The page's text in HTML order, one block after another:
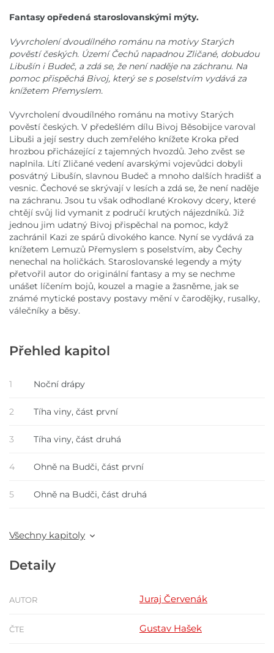
Fantasy opředená staroslovanskými mýty.
Vyvrcholení dvoudílného románu na motivy Starých
pověstí českých. Území Čechů napadnou Zličané, dobudou
Libušín i Budeč, a zdá se, že není naděje na záchranu. Na
pomoc přispěchá Bivoj, který se s poselstvím vydává za
knížetem Přemyslem.
Vyvrcholení dvoudílného románu na motivy Starých
pověstí českých. V předešlém dílu Bivoj Běsobijce varoval
Libuši a její sestry duch zemřelého knížete Kroka před
hrozbou přicházející z tajemných hvozdů. Jeho zvěst se
naplnila. Lítí Zličané vedení avarskými vojevůdci dobyli
posvátný Libušín, slavnou Budeč a mnoho dalších hradišť a
vesnic. Čechové se skrývají v lesích a zdá se, že není naděje
na záchranu. Jsou tu však odhodlané Krokovy dcery, které
chtějí svůj lid vymanit z područí krutých nájezdníků. Již
jednou jim udatný Bivoj přispěchal na pomoc, když
zachránil Kazi ze spárů divokého kance. Nyní se vydává za
knížetem Lemuzů Přemyslem s poselstvím, aby Čechy
nenechal na holičkách. Staroslovanské legendy a mýty
přetvořil autor do originální fantasy a my se nechme
unášet líčením bojů, kouzel a magie a žasněme, jak se
známé mytické postavy postavy mění v čarodějky, rusalky,
válečníky a běsy.
Přehled kapitol
1 Noční drápy
2 Tíha viny, část první
3 Tíha viny, část druhá
4 Ohně na Budči, část první
5 Ohně na Budči, část druhá
Všechny kapitoly
Detaily
AUTOR Juraj Červenák
ČTE Gustav Hašek